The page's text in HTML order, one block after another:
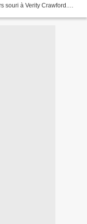
souri à Verity Crawford.